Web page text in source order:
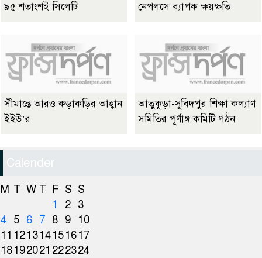
৯৫ শতাংশই সিলেটি
নেপলসে ব্যাপক ক্ষয়ক্ষতি
সীমান্তে আরও কড়াকড়ির আহ্বান
ইইউ’র
আতুকুড়া-সুবিদপুর শিক্ষা কল্যাণ
সমিতির পূর্ণাঙ্গ কমিটি গঠন
Calender
M T W T F S S
1
2 3
4 5 6 7 8 9
10
11 121314151617
18192021 222324